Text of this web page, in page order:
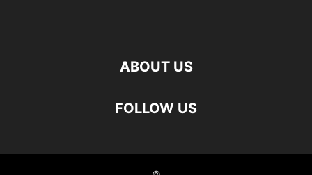
ABOUT US
FOLLOW US